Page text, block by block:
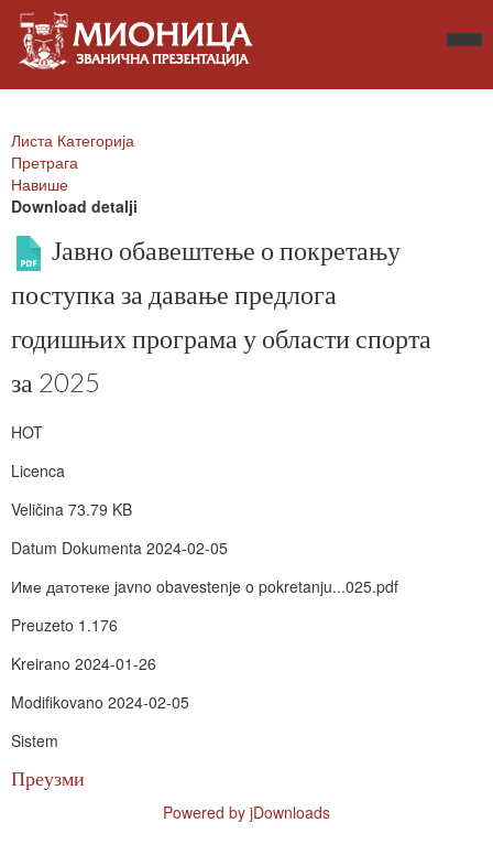
Листа Категорија
Претрага
Навише
Download detalji
Јавно обавештење о покретању
поступка за давање предлога
годишњих програма у области спорта
за 2025
HOT
Licenca
Veličina 73.79 KB
Datum Dokumenta 2024-02-05
Име датотеке javno obavestenje o pokretanju...025.pdf
Preuzeto 1.176
Kreirano 2024-01-26
Modifikovano 2024-02-05
Sistem
Преузми
Powered by jDownloads